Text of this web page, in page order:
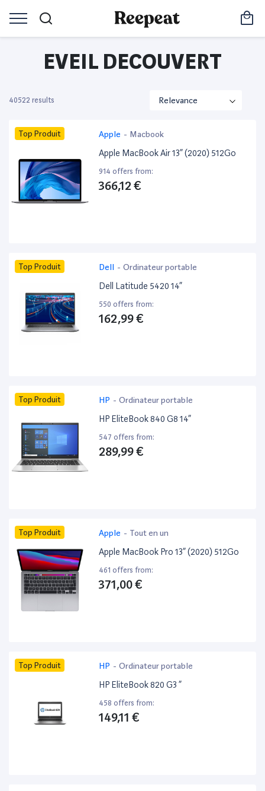
EVEIL DECOUVERT
40522 results
Top Produit Apple - Macbook
Apple MacBook Air 13” (2020) 512Go
914 offers from:
366,12 €
Top Produit Dell - Ordinateur portable
Dell Latitude 5420 14”
550 offers from:
162,99 €
Top Produit HP - Ordinateur portable
HP EliteBook 840 G8 14”
547 offers from:
289,99 €
Top Produit Apple - Tout en un
Apple MacBook Pro 13” (2020) 512Go
461 offers from:
371,00 €
Top Produit HP - Ordinateur portable
HP EliteBook 820 G3 ”
458 offers from:
149,11 €